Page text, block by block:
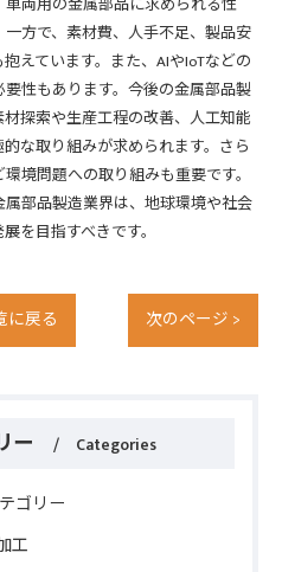
両用の金属部品に求められる性
方で、素材費、人手不足、製品安
えています。また、AIやIoTなどの
性もあります。今後の金属部品製
探索や生産工程の改善、人工知能
な取り組みが求められます。さら
境問題への取り組みも重要です。
部品製造業界は、地球環境や社会
を目指すべきです。
に戻る 次のページ >
ー Categories
ゴリー
工